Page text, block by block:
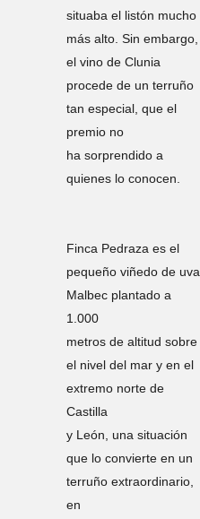
situaba el listón mucho
más alto. Sin embargo,
el vino de Clunia
procede de un terruño
tan especial, que el
premio no
ha sorprendido a
quienes lo conocen.
Finca Pedraza es el
pequeño viñedo de uva
Malbec plantado a
1.000
metros de altitud sobre
el nivel del mar y en el
extremo norte de
Castilla
y León, una situación
que lo convierte en un
terruño extraordinario,
en